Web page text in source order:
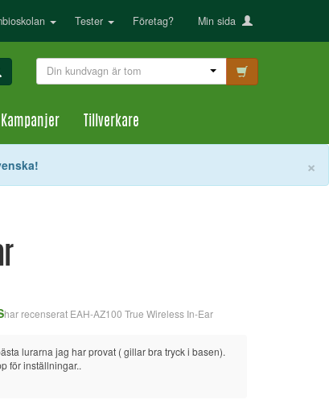
Tester Företag? Min sida
Din kundvagn är tom
Kampanjer Tillverkare
×
har recenserat EAH-AZ100 True Wireless In-Ear
lurarna jag har provat ( gillar bra tryck i basen).
för inställningar..